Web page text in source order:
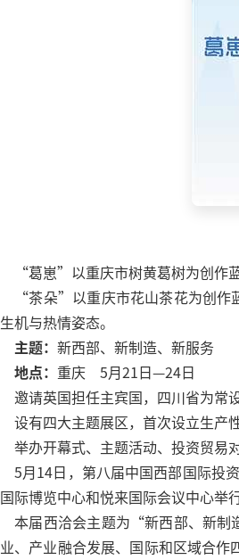
“葛崽”以重庆市树黄葛树为创作
“茶朵”以重庆市花山茶花为创作
生机与热情姿态。
主题： 新西部、新制造、新服务
地点： 重庆　5月21日—24日
邀请英国担任主宾国，四川省为常
设有四大主题展区，首次设立生产
举办开幕式、主题活动、投资贸易
5月14日，第八届中国西部国际投
国际博览中心和悦来国际会议中心举行
本届西洽会主题为“新西部、新制
业、产业融合发展、国际和区域合